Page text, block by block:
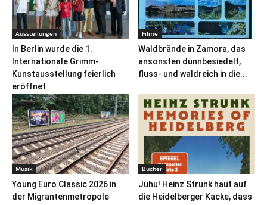
Ausstellungen
In Berlin wurde die 1.
Internationale Grimm-
Kunstausstellung feierlich
eröffnet
Filme
Waldbrände in Zamora, das
ansonsten dünnbesiedelt,
fluss- und waldreich in die...
Musik
Young Euro Classic 2026 in
der Migrantenmetropole
Bücher
Juhu! Heinz Strunk haut auf
die Heidelberger Kacke, dass